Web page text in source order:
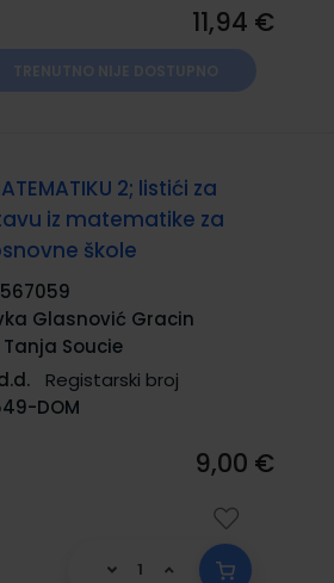
11,94 €
2; listići za
iz matematike za
škole
567059
Glasnović Gracin
Soucie
Registarski broj
DOM
9,00 €